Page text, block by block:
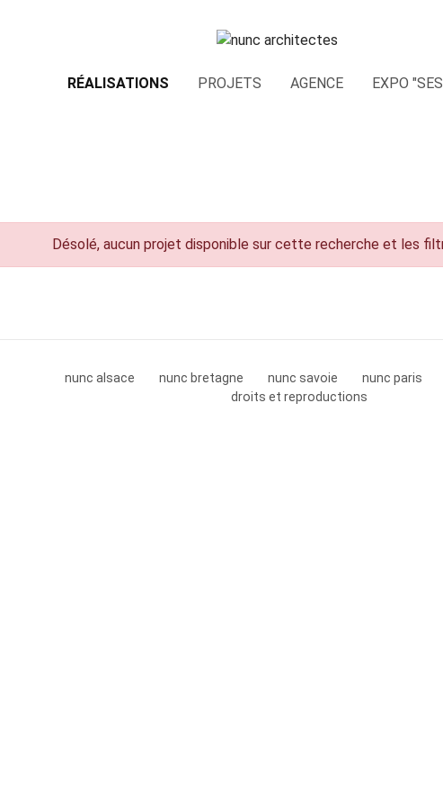
RÉALISATIONS PROJETS AGENCE EXPO
Désolé, aucun projet disponible sur cette recherche et les
nunc alsace nunc bretagne nunc savoie nunc paris
droits et reproductions